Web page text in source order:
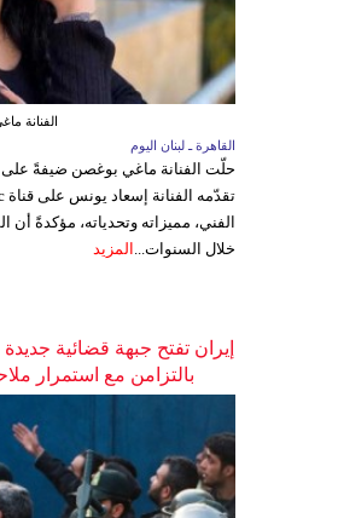
الفنانة
القاهرة ـ لبنان اليوم
حلّت الفنانة ماغي بوغصن ضيفةً على
الفني، مميزاته وتحدياته، مؤكدةً أن
خلال السنوات... المزيد
إيران تفتح جبهة قضائية
بالتزامن مع استمرار